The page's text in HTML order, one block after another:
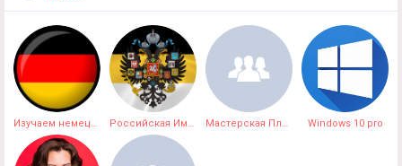
Изучаем немецкий язык онлайн Российская Империя Мастерская Плюшевых Чудес Windows 10 pro